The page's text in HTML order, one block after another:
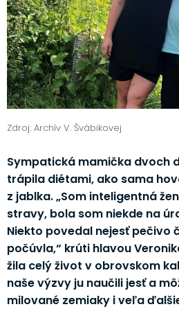
Zdroj: Archív V. Švábikovej
Sympatická mamička dvoch
trápila diétami, ako sama
z jablka. „Som inteligentná
stravy, bola som niekde na
Niekto povedal nejesť pečivo
počúvla,“ krúti hlavou
žila celý život v obrovskom
naše výzvy ju naučili jesť a
milované zemiaky i veľa